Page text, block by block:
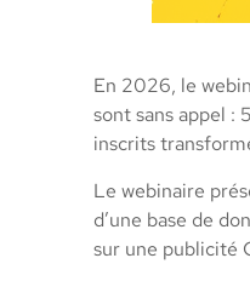
En 2026, le
sont sans appel :
inscrits
Le webinaire
d’une base de
sur une publicité